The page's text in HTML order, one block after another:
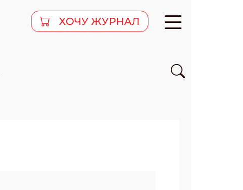
ХОЧУ ЖУРНАЛ